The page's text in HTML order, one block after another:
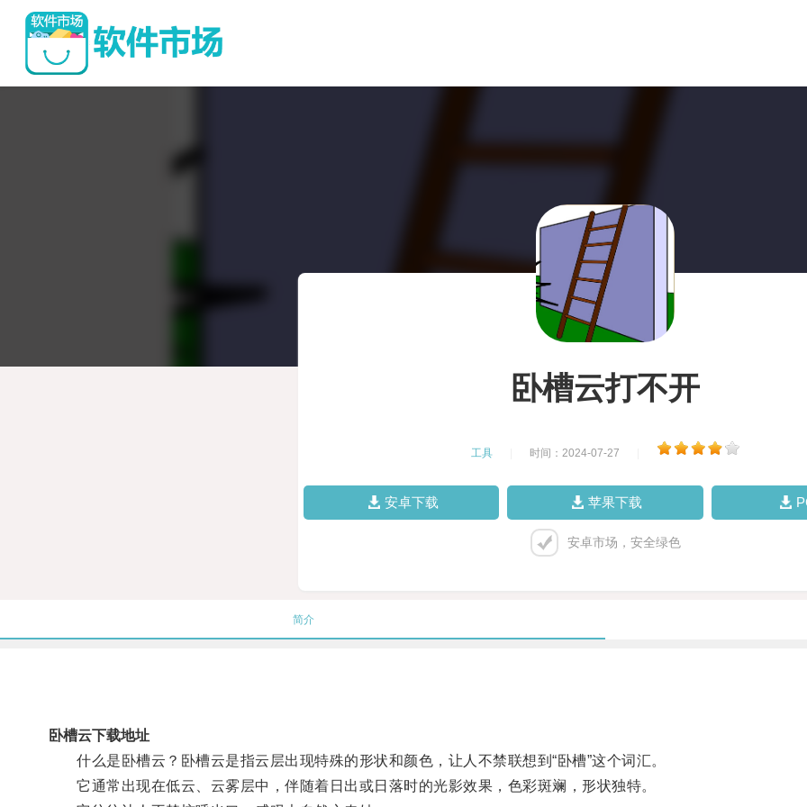
卧槽云打不开
工具 时间：2024-07-27
安卓下载 苹果下载
安卓市场，安全绿色
简介
卧槽云下载地址
什么是卧槽云？卧槽云是指云层出现特殊的形状和颜色，让人不禁联想到“卧槽”这个词汇。
它通常出现在低云、云雾层中，伴随着日出或日落时的光影效果，色彩斑斓，形状独特。